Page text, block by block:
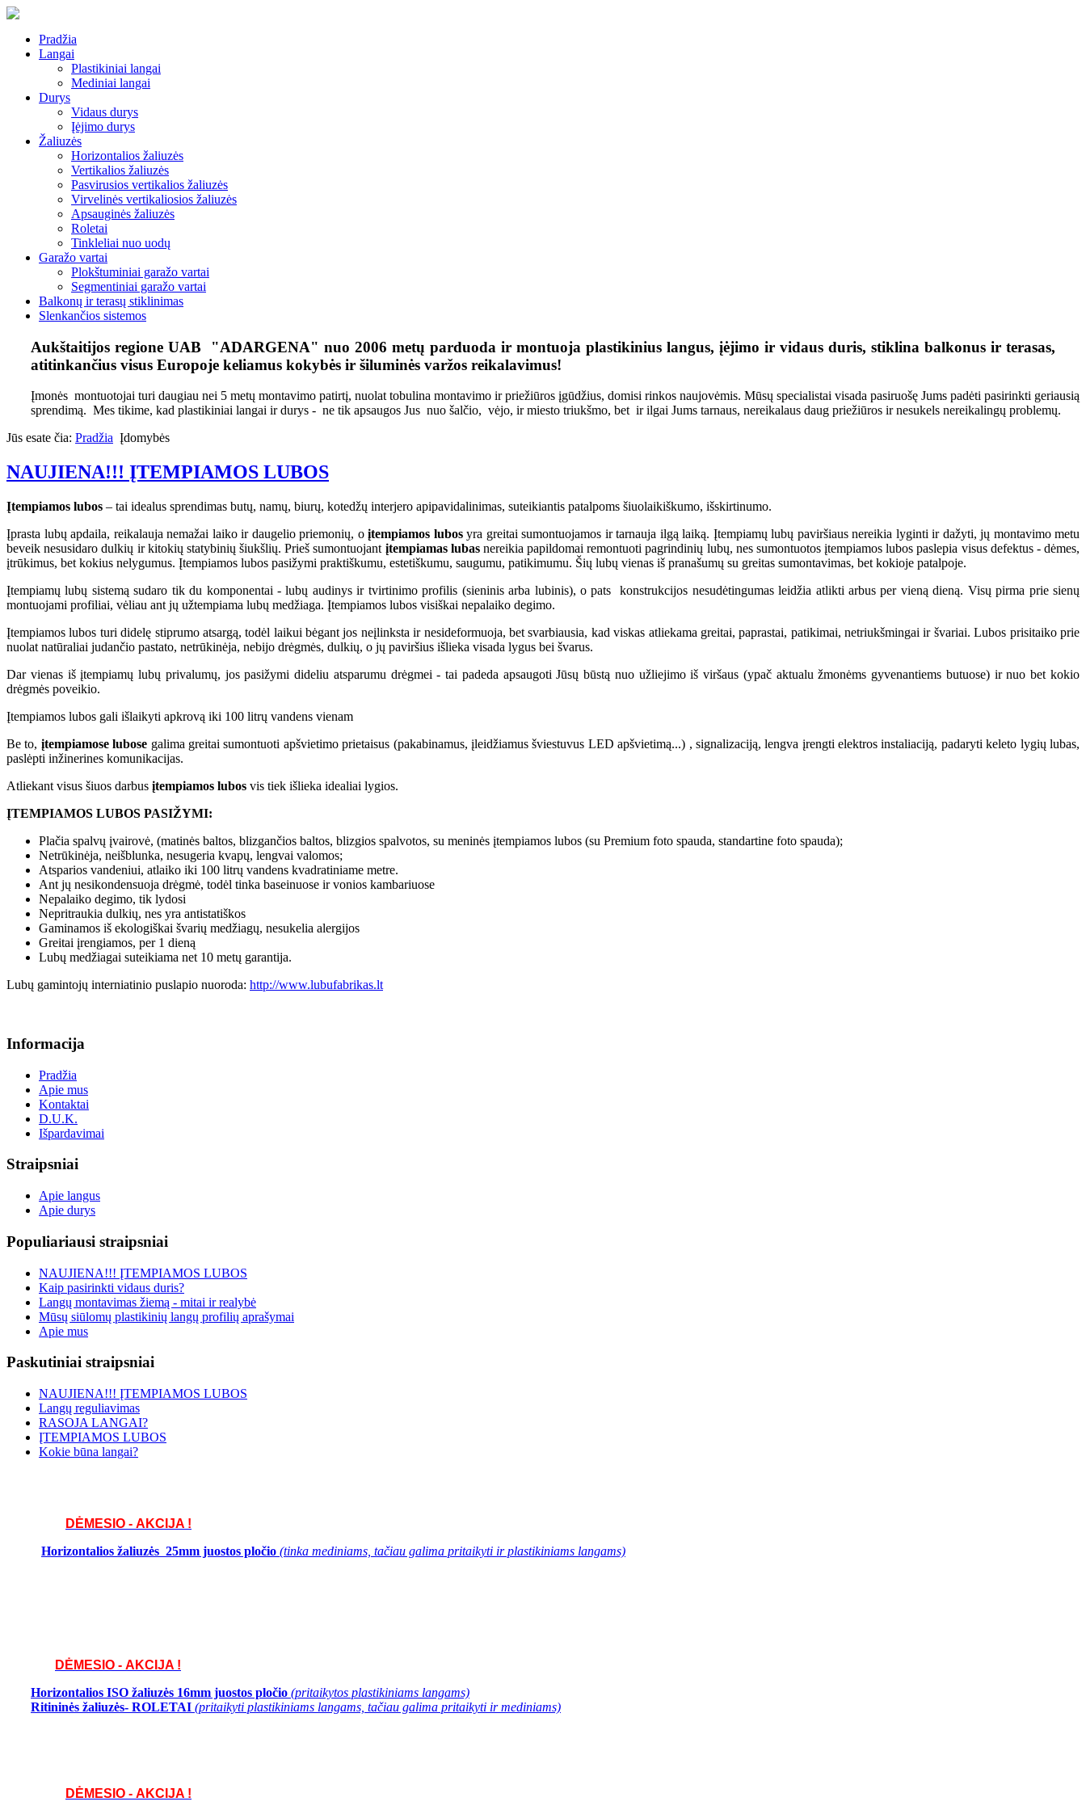
Pradžia
Langai
Plastikiniai langai
Mediniai langai
Durys
Vidaus durys
Įėjimo durys
Žaliuzės
Horizontalios žaliuzės
Vertikalios žaliuzės
Pasvirusios vertikalios žaliuzės
Virvelinės vertikaliosios žaliuzės
Apsauginės žaliuzės
Roletai
Tinkleliai nuo uodų
Garažo vartai
Plokštuminiai garažo vartai
Segmentiniai garažo vartai
Balkonų ir terasų stiklinimas
Slenkančios sistemos
Aukštaitijos regione UAB "ADARGENA" nuo 2006 metų parduoda ir montuoja plastikinius langus, įėjimo ir vidaus duris, stiklina balkonus ir terasas,
atitinkančius visus Europoje keliamus kokybės ir šiluminės varžos reikalavimus!
Įmonės montuotojai turi daugiau nei 5 metų montavimo patirtį, nuolat tobulina montavimo ir priežiūros įgūdžius, domisi rinkos naujovėmis. Mūsų specialistai visada pasiruošę Jums padėti pasirinkti geriausią
sprendimą. Mes tikime, kad plastikiniai langai ir durys - ne tik apsaugos Jus nuo šalčio, vėjo, ir miesto triukšmo, bet ir ilgai Jums tarnaus, nereikalaus daug priežiūros ir nesukels nereikalingų problemų.
Jūs esate čia: Pradžia Įdomybės
NAUJIENA!!! ĮTEMPIAMOS LUBOS
Įtempiamos lubos – tai idealus sprendimas butų, namų, biurų, kotedžų interjero apipavidalinimas, suteikiantis patalpoms šiuolaikiškumo, išskirtinumo.
Įprasta lubų apdaila, reikalauja nemažai laiko ir daugelio priemonių, o įtempiamos lubosyra greitai sumontuojamos ir tarnauja ilgą laiką. Įtempiamų lubų paviršiaus nereikia lyginti ir dažyti, jų montavimo metu
beveik nesusidaro dulkių ir kitokių statybinių šiukšlių. Prieš sumontuojant įtempiamas lubasnereikia papildomai remontuoti pagrindinių lubų, nes sumontuotos įtempiamos lubos paslepia visus defektus - dėmes,
įtrūkimus, bet kokius nelygumus. Įtempiamos lubos pasižymi praktiškumu, estetiškumu, saugumu, patikimumu. Šių lubų vienas iš pranašumų su greitas sumontavimas, bet kokioje patalpoje.
Įtempiamų lubų sistemą sudaro tik du komponentai - lubų audinys ir tvirtinimo profilis (sieninis arba lubinis), o pats konstrukcijos nesudėtingumas leidžia atlikti arbus per vieną dieną. Visų pirma prie sienų
montuojami profiliai, vėliau ant jų užtempiama lubų medžiaga. Įtempiamos lubos visiškai nepalaiko degimo.
Įtempiamos lubos turi didelę stiprumo atsargą, todėl laikui bėgant jos neįlinksta ir nesideformuoja, bet svarbiausia, kad viskas atliekama greitai, paprastai, patikimai, netriukšmingai ir švariai. Lubos prisitaiko prie
nuolat natūraliai judančio pastato, netrūkinėja, nebijo drėgmės, dulkių, o jų paviršius išlieka visada lygus bei švarus.
Dar vienas iš įtempiamų lubų privalumų, jos pasižymi dideliu atsparumu drėgmei - tai padeda apsaugoti Jūsų būstą nuo užliejimo iš viršaus (ypač aktualu žmonėms gyvenantiems butuose) ir nuo bet kokio
drėgmės poveikio.
Įtempiamos lubos gali išlaikyti apkrovą iki 100 litrų vandens vienam
Be to, įtempiamose lubose galima greitai sumontuoti apšvietimo prietaisus (pakabinamus, įleidžiamus šviestuvus LED apšvietimą...) , signalizaciją, lengva įrengti elektros instaliaciją, padaryti keleto lygių lubas,
paslėpti inžinerines komunikacijas.
Atliekant visus šiuos darbus įtempiamos lubos vis tiek išlieka idealiai lygios.
ĮTEMPIAMOS LUBOS PASIŽYMI:
Plačia spalvų įvairovė, (matinės baltos, blizgančios baltos, blizgios spalvotos, su meninės įtempiamos lubos (su Premium foto spauda, standartine foto spauda);
Netrūkinėja, neišblunka, nesugeria kvapų, lengvai valomos;
Atsparios vandeniui, atlaiko iki 100 litrų vandens kvadratiniame metre.
Ant jų nesikondensuoja drėgmė, todėl tinka baseinuose ir vonios kambariuose
Nepalaiko degimo, tik lydosi
Nepritraukia dulkių, nes yra antistatiškos
Gaminamos iš ekologiškai švarių medžiagų, nesukelia alergijos
Greitai įrengiamos, per 1 dieną
Lubų medžiagai suteikiama net 10 metų garantija.
Lubų gamintojų interniatinio puslapio nuoroda: http://www.lubufabrikas.lt
Informacija
Pradžia
Apie mus
Kontaktai
D.U.K.
Išpardavimai
Straipsniai
Apie langus
Apie durys
Populiariausi straipsniai
NAUJIENA!!! ĮTEMPIAMOS LUBOS
Kaip pasirinkti vidaus duris?
Langų montavimas žiemą - mitai ir realybė
Mūsų siūlomų plastikinių langų profilių aprašymai
Apie mus
Paskutiniai straipsniai
NAUJIENA!!! ĮTEMPIAMOS LUBOS
Langų reguliavimas
RASOJA LANGAI?
ĮTEMPIAMOS LUBOS
Kokie būna langai?
DĖMESIO - AKCIJA !
Horizontalios žaliuzės 25mm juostos pločio (tinka mediniams, tačiau galima pritaikyti ir plastikiniams langams)
DĖMESIO - AKCIJA !
Horizontalios ISO žaliuzės 16mm juostos pločio (pritaikytos plastikiniams langams)
Ritininės žaliuzės- ROLETAI (pritaikyti plastikiniams langams, tačiau galima pritaikyti ir mediniams)
DĖMESIO - AKCIJA !